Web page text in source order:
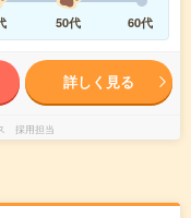
50代 60代
詳しく見る
採用担当